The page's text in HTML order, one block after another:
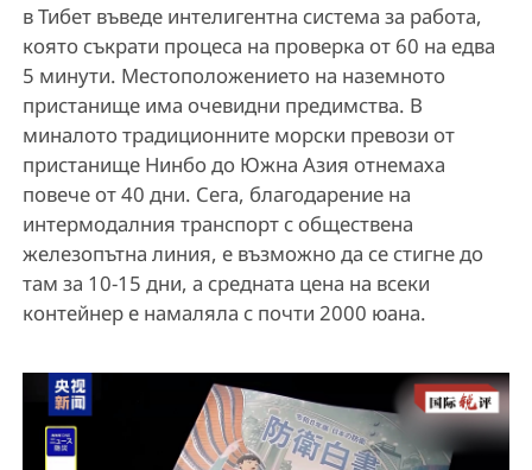
a
y
V
i
d
e
o
в Тибет въведе интелигентна система за работа,
която съкрати процеса на проверка от 60 на едва
5 минути. Местоположението на наземното
пристанище има очевидни предимства. В
миналото традиционните морски превози от
пристанище Нинбо до Южна Азия отнемаха
повече от 40 дни. Сега, благодарение на
интермодалния транспорт с обществена
железопътна линия, е възможно да се стигне до
там за 10-15 дни, а средната цена на всеки
контейнер е намаляла с почти 2000 юана.